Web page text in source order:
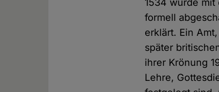
1534 wurde
formell
erklärt. Ein
später
ihrer Krönung
Lehre,